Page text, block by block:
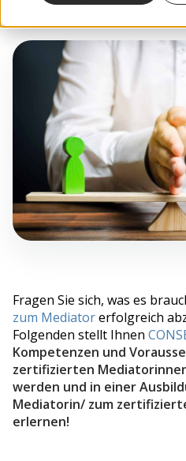
5 Min. Lesezeit
Fragen Sie sich, was es
zum Mediatorerfolgreich
Folgenden stellt Ihnen
Kompetenzen und
zertifizierten
werden und in einer
Mediatorin/ zum
erlernen!